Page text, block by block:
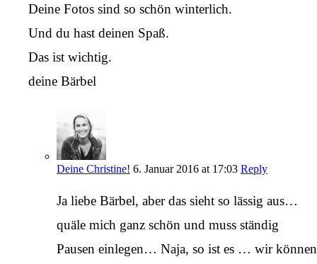
Deine Fotos sind so schön winterlich.
Und du hast deinen Spaß.
Das ist wichtig.
deine Bärbel
Deine Christine! 6. Januar 2016 at 17:03 Reply
Ja liebe Bärbel, aber das sieht so lässig aus…
quäle mich ganz schön und muss ständig
Pausen einlegen… Naja, so ist es … wir können